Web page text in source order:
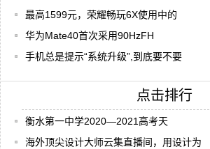
最高1599元，荣耀畅玩6X使用中的
华为Mate40首次采用90HzFH
手机总是提示“系统升级”,到底要不要
点击排行
衡水第一中学2020—2021高考天
海外顶尖设计大师云集直播间，用设计为